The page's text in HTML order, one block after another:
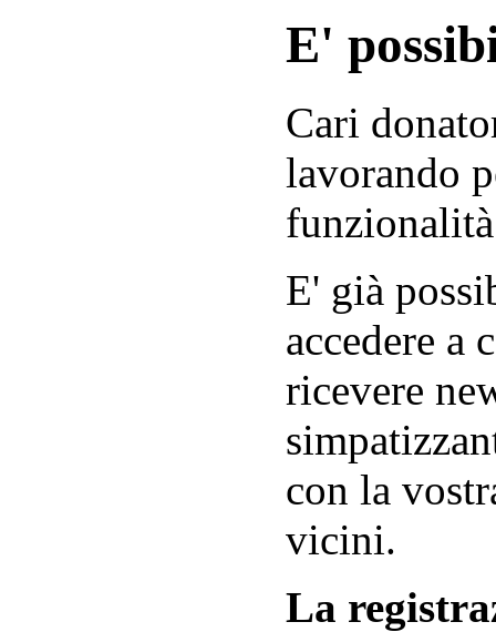
E'
Cari
lavorando
E' già
accedere a
ricevere
con la
vicini.
La